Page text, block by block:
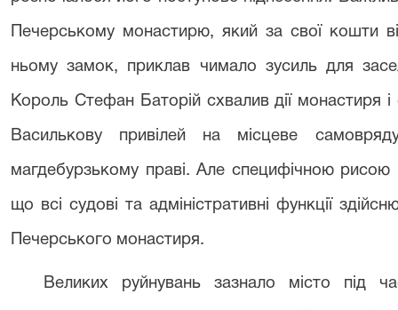
Печерському монастирю, який за свої кошти
ньому замок, приклав чимало зусиль для
Король Стефан Баторій схвалив дії монастиря
Василькову привілей на місцеве
магдебурзькому праві. Але специфічною рисою
що всі судові та адміністративні функції
Печерського монастиря.
Великих руйнувань зазнало місто під